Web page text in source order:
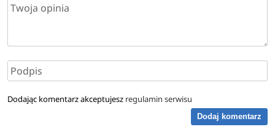
Dodając komentarz akceptujesz regulamin serwisu
Dodaj komentarz